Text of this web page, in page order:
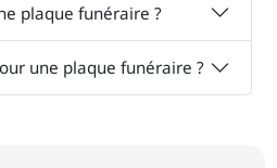
plaque funéraire ?
une plaque funéraire ?